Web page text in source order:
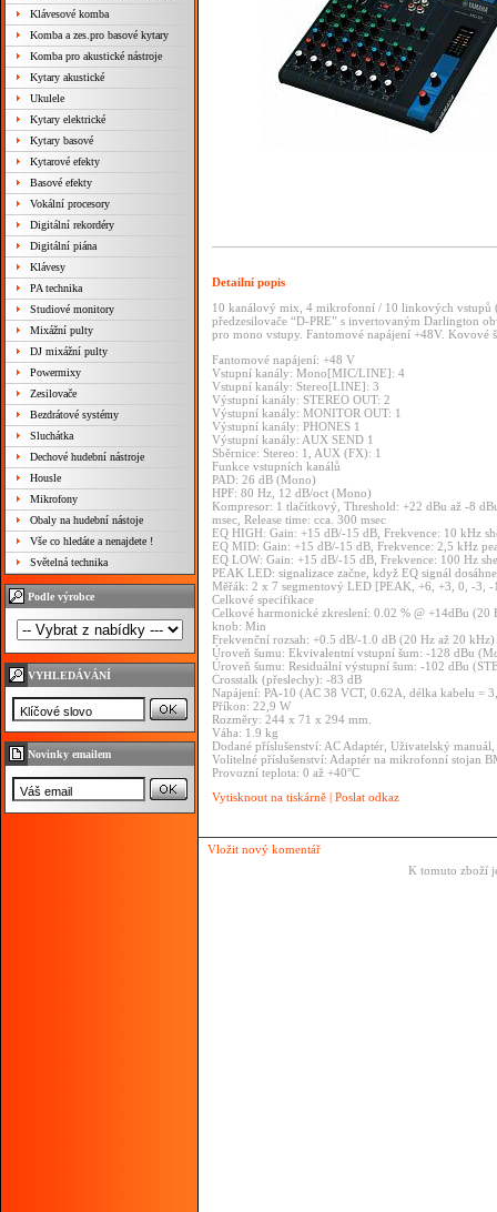
Klávesové komba
Komba a zes.pro basové kytary
Komba pro akustické nástroje
Kytary akustické
Ukulele
Kytary elektrické
Kytary basové
Kytarové efekty
Basové efekty
Vokální procesory
Digitální rekordéry
Digitální piána
Klávesy
PA technika
Studiové monitory
Mixážní pulty
DJ mixážní pulty
Powermixy
Zesilovače
Bezdrátové systémy
Sluchátka
Dechové hudební nástroje
Housle
Mikrofony
Obaly na hudební nástoje
Vše co hledáte a nenajdete !
Světelná technika
Podle výrobce
VYHLEDÁVÁNÍ
Novinky emailem
Detailní popis
10 kanálový mix, 4 mikrofonní / 10 linkových vstupů
předzesilovače “D-PRE” s invertovaným Darlington
pro mono vstupy. Fantomové napájení +48V.
Fantomové napájení: +48 V
Vstupní kanály: Mono[MIC/LINE]: 4
Vstupní kanály: Stereo[LINE]: 3
Výstupní kanály: STEREO OUT: 2
Výstupní kanály: MONITOR OUT: 1
Výstupní kanály: PHONES 1
Výstupní kanály: AUX SEND 1
Sběrnice: Stereo: 1, AUX (FX): 1
Funkce vstupních kanálů
PAD: 26 dB (Mono)
HPF: 80 Hz, 12 dB/oct (Mono)
Kompresor: 1 tlačítkový, Threshold: +22 dBu až -8
msec, Release time: cca. 300 msec
EQ HIGH: Gain: +15 dB/-15 dB, Frekvence: 10 kHz
EQ MID: Gain: +15 dB/-15 dB, Frekvence: 2,5 kHz
EQ LOW: Gain: +15 dB/-15 dB, Frekvence: 100 Hz
PEAK LED: signalizace začne, když EQ signál
Měřák: 2 x 7 segmentový LED [PEAK, +6, +3, 0, -3,
Celkové specifikace
Celkové harmonické zkreslení: 0.02 % @ +14dBu
knob: Min
Frekvenční rozsah: +0.5 dB/-1.0 dB (20 Hz až 20
Úroveň šumu: Ekvivalentní vstupní šum: -128 dBu
Úroveň šumu: Residuální výstupní šum: -102 dBu
Crosstalk (přeslechy): -83 dB
Napájení: PA-10 (AC 38 VCT, 0.62A, délka kabelu =
Příkon: 22,9 W
Rozměry: 244 x 71 x 294 mm.
Váha: 1.9 kg
Dodané příslušenství: AC Adaptér, Uživatelský
Volitelné příslušenství: Adaptér na mikrofonní stojan
Provozní teplota: 0 až +40°C
Vytisknout na tiskárně | Poslat odkaz
Vložit nový komentář
K tomuto zboží